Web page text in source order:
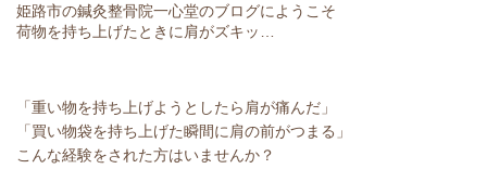
姫路市の鍼灸整骨院一心堂のブログにようこそ
荷物を持ち上げたときに肩がズキッ…
「重い物を持ち上げようとしたら肩が痛んだ」
「買い物袋を持ち上げた瞬間に肩の前がつまる」
こんな経験をされた方はいませんか？